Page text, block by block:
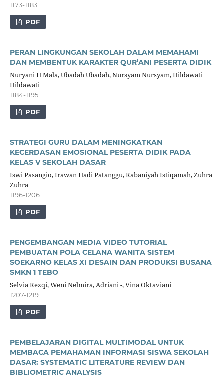
1173-1183
PDF
PERAN LINGKUNGAN SEKOLAH DALAM MEMAHAMI
DAN MEMBENTUK KARAKTER QUR’ANI PESERTA DIDIK
Nuryani H Mala, Ubadah Ubadah, Nursyam Nursyam, Hildawati
Hildawati
1184-1195
PDF
STRATEGI GURU DALAM MENINGKATKAN
KECERDASAN EMOSIONAL PESERTA DIDIK PADA
KELAS V SEKOLAH DASAR
Iswi Pasangio, Irawan Hadi Patanggu, Rabaniyah Istiqamah, Zuhra
Zuhra
1196-1206
PDF
PENGEMBANGAN MEDIA VIDEO TUTORIAL
PEMBUATAN POLA CELANA WANITA SISTEM
SOEKARNO KELAS XI DESAIN DAN PRODUKSI BUSANA
SMKN 1 TEBO
Selvia Rezqi, Weni Nelmira, Adriani -, Vina Oktaviani
1207-1219
PDF
PEMBELAJARAN DIGITAL MULTIMODAL UNTUK
MEMBACA PEMAHAMAN INFORMASI SISWA SEKOLAH
DASAR: SYSTEMATIC LITERATURE REVIEW DAN
BIBLIOMETRIC ANALYSIS